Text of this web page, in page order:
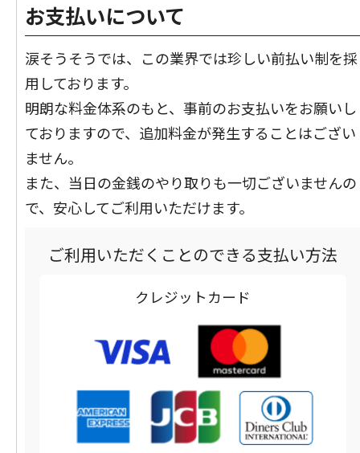
お支払いについて
涙そうそうでは、この業界では珍しい前払い制を採
用しております。
明朗な料金体系のもと、事前のお支払いをお願いし
ておりますので、追加料金が発生することはござい
ません。
また、当日の金銭のやり取りも一切ございませんの
で、安心してご利用いただけます。
ご利用いただくことのできる支払い方法
クレジットカード